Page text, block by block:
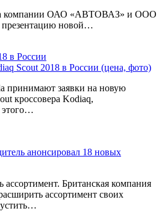
компании ОАО «АВТОВАЗ» и ООО
новой…
Scout 2018 в России (цена, фото)
принимают заявки на новую
кроссовера Kodiaq,
этого…
анонсировал 18 новых
ассортимент. Британская компания
ассортимент своих